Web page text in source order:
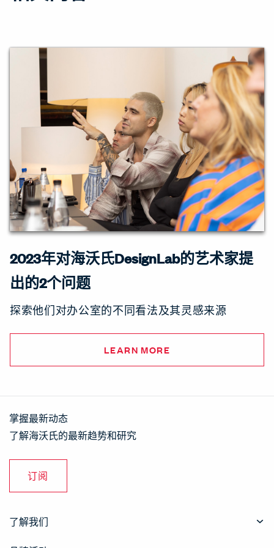
2023年对海沃氏DesignLab的艺术家提
出的2个问题
探索他们对办公室的不同看法及其灵感来源
LEARN MORE
掌握最新动态
了解海沃氏的最新趋势和研究
订阅
了解我们